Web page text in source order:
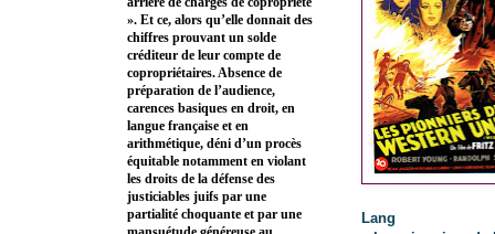
Lang
». Et ce, alors qu’elle donnait des
chiffres prouvant un solde
créditeur de leur compte de
copropriétaires. Absence de
préparation de l’audience,
carences basiques en droit, en
langue française et en
arithmétique, déni d’un procès
équitable notamment en violant
les droits de la défense des
justiciables juifs par une
partialité choquante et par une